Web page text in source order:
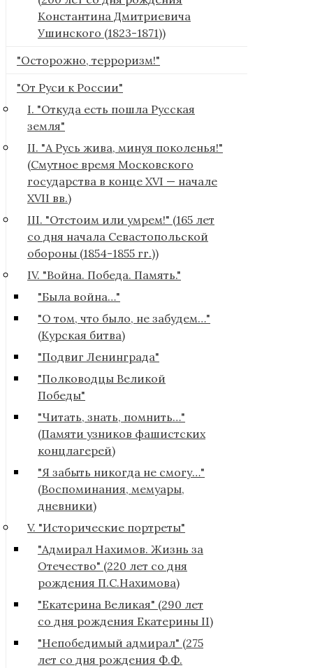
Константина Дмитриевича
Ушинского (1823-1871))
"Осторожно, терроризм!"
"От Руси к России"
I. "Откуда есть пошла Русская
земля"
II. "А Русь жива, минуя поколенья!"
(Смутное время Московского
государства в конце XVI — начале
XVII вв.)
III. "Отстоим или умрем!" (165 лет
со дня начала Севастопольской
обороны (1854-1855 гг.))
IV. "Война. Победа. Память."
"Была война…"
"О том, что было, не забудем…"
(Курская битва)
"Подвиг Ленинграда"
"Полководцы Великой
Победы"
"Читать, знать, помнить…"
(Памяти узников фашистских
концлагерей)
"Я забыть никогда не смогу…"
(Воспоминания, мемуары,
дневники)
V. "Исторические портреты"
"Адмирал Нахимов. Жизнь за
Отечество" (220 лет со дня
рождения П.С.Нахимова)
"Екатерина Великая" (290 лет
со дня рождения Екатерины II)
"Непобедимый адмирал" (275
лет со дня рождения Ф.Ф.